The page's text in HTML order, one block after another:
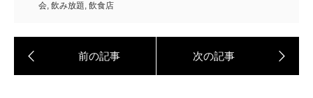
会, 飲み放題, 飲食店